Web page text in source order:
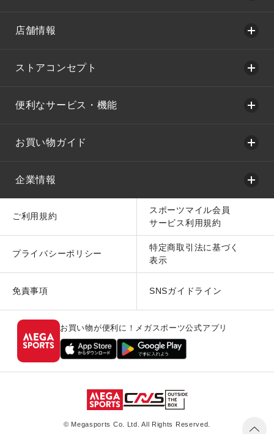
店舗情報
ストアコンセプト
便利なサービス・機能
お買い物ガイド
企業情報
ご利用規約
スポーツマイル会員
サービス利用規約
プライバシーポリシー
特定商取引法に基づく
表示
免責事項 SNSガイドライン
お買い物が便利に！メガスポーツ公式アプリ
© Megasports Co. Ltd. All Rights Reserved.